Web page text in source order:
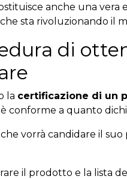
anche una vera
che sta rivoluzionando il
di
la certificazione di un
conforme a quanto
che vorrà candidare il
il prodotto e la lista